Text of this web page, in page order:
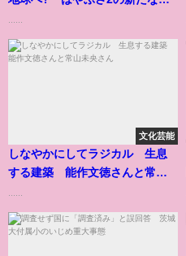
......
文化芸能
しなやかにしてラジカル 生息
する建築 能作文徳さんと常山